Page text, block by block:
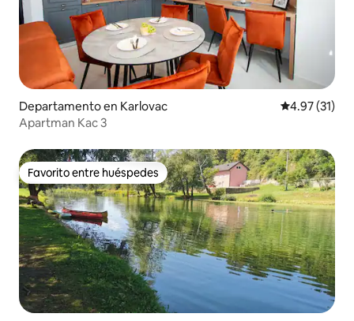
Departamento en Karlovac Calificación
4.97 (31)
Apartman Kac 3
Favorito entre huéspedes
Favorito entre huéspedes